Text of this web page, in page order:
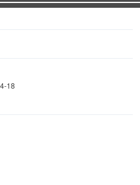
忘れる落ち着いた内装、会
会社帰りや遠方のお集まり
待や歓迎会送別会、法要や
ジェクター完備、主役を立
よるサービスで大切な日を
18